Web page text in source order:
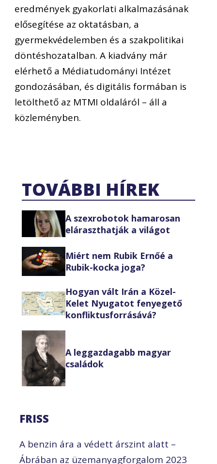
eredmények gyakorlati alkalmazásának
elősegítése az oktatásban, a
gyermekvédelemben és a szakpolitikai
döntéshozatalban. A kiadvány már
elérhető a Médiatudományi Intézet
gondozásában, és digitális formában is
letölthető az MTMI oldaláról – áll a
közleményben.
TOVÁBBI HÍREK
A szexrobotok hamarosan
eláraszthatják a világot
Miért nem Rubik Ernőé a
Rubik-kocka joga?
Hogyan vált Irán a Közel-
Kelet Nyugatot fenyegető
konfliktusforrásává?
A leggazdagabb magyar
családok
FRISS
A benzin ára a védett árszint alatt –
Ábrában az üzemanyagforgalom 2023